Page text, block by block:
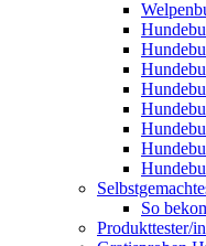
So
Produkttester/